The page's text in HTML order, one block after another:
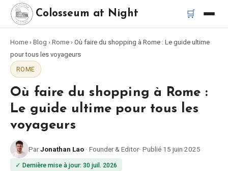
Colosseum at Night 🛒
Accueil
Meilleurs tours
Meilleurs tours de nuit du Colisée
Meilleurs tours à Rome
Bus touristique Rome
Home › Blog › Rome › Où faire du shopping à Rome : Le guide ultime
pour tous les voyageurs
ROME
Où faire du shopping à Rome :
Le guide ultime pour tous les
voyageurs
ParJonathan Lao · Founder & Editor· Publié 15 juin 2025
✓ Dernière mise à jour: 30 juil. 2026